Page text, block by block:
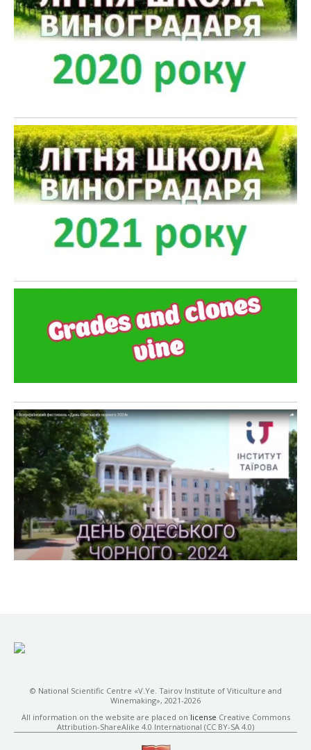
© National Scientific Centre «V.Ye. Tairov Institute of Viticulture and
Winemaking», 2021-2026
All information on the website are placed on license Creative Commons
Attribution-ShareAlike 4.0 International (CC BY-SA 4.0)